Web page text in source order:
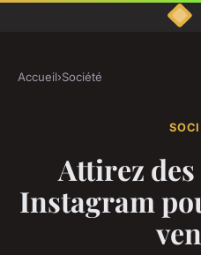
Accueil›Société
Attirez
Instagram